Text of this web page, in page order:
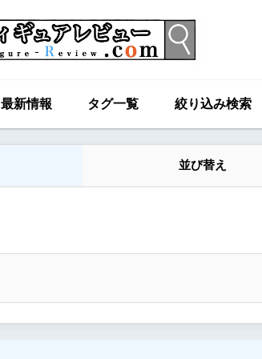
最新情報 タグ一覧 絞り込み検索
並び替え